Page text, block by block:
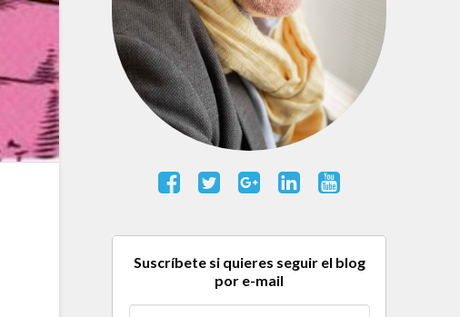
Suscríbete si quieres seguir el blog
por e-mail